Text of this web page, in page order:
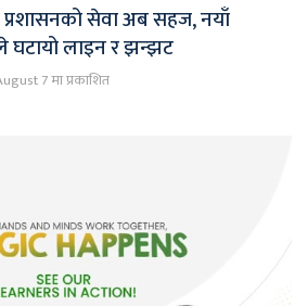
प्रशासनको सेवा अब सहज, नयाँ
घटायो लाइन र झन्झट
7 मा प्रकाशित